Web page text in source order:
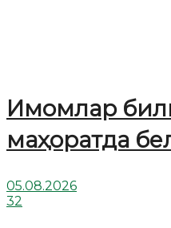
Имомлар
маҳоратда
05.08.2026
32